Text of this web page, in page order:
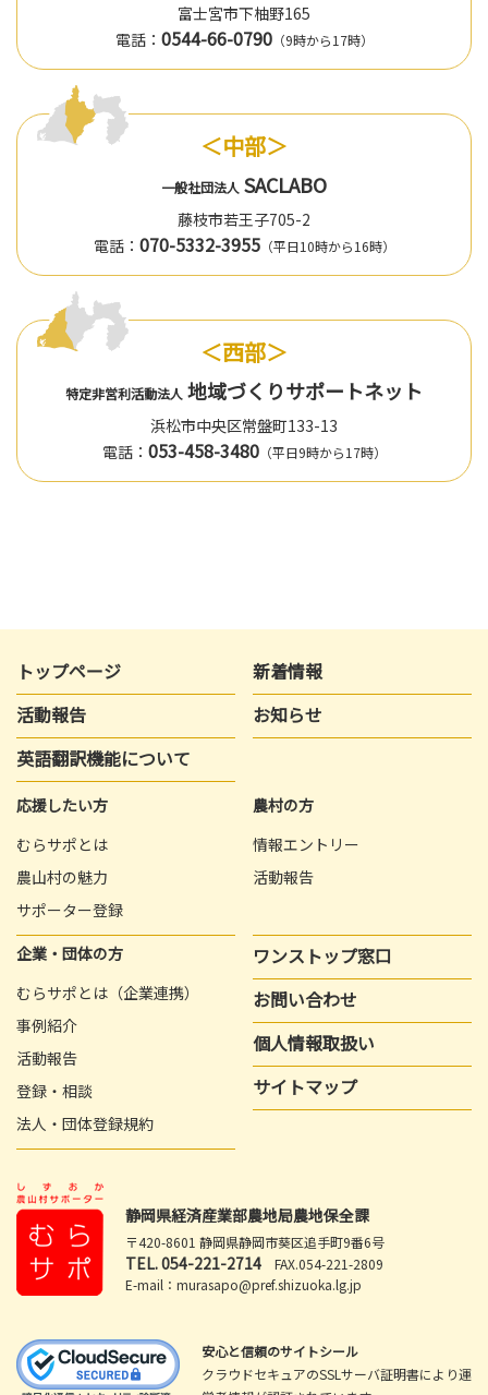
富士宮市下柚野165
電話： 0544-66-0790（9時から17時）
＜中部＞
一般社団法人 SACLABO
藤枝市若王子705-2
電話： 070-5332-3955（平日10時から16時）
＜西部＞
特定非営利活動法人 地域づくりサポートネット
浜松市中央区常盤町133-13
電話： 053-458-3480（平日9時から17時）
トップページ
新着情報
活動報告
お知らせ
英語翻訳機能について
応援したい方
むらサポとは
農山村の魅力
サポーター登録
農村の方
情報エントリー
活動報告
企業・団体の方
むらサポとは（企業連携）
事例紹介
活動報告
登録・相談
法人・団体登録規約
ワンストップ窓口
お問い合わせ
個人情報取扱い
サイトマップ
静岡県経済産業部農地局農地保全課
〒420-8601 静岡県静岡市葵区追手町9番6号
TEL.054-221-2714 FAX.054-221-2809
E-mail：murasapo@pref.shizuoka.lg.jp
安心と信頼のサイトシール
クラウドセキュアのSSLサーバ証明書により運